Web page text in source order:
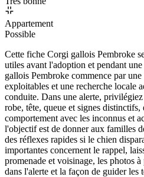
Appartement
Possible
Cette fiche Corgi gallois Pembroke
utiles avant l'adoption et pendant
gallois Pembroke commence par
exploitables et une recherche locale
conduite. Dans une alerte,
robe, tête, queue et signes
comportement avec les inconnus et
l'objectif est de donner aux familles
des réflexes rapides si le chien
importantes concernent le rappel,
promenade et voisinage, les photos
dans l'alerte et la façon de guider les